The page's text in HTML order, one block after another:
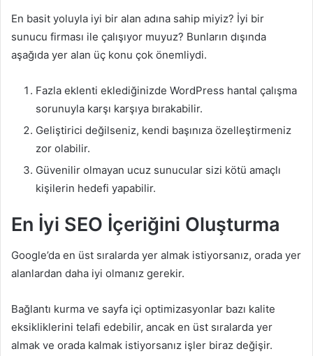
En basit yoluyla iyi bir alan adına sahip miyiz? İyi bir
sunucu firması ile çalışıyor muyuz? Bunların dışında
aşağıda yer alan üç konu çok önemliydi.
Fazla eklenti eklediğinizde WordPress hantal çalışma
sorunuyla karşı karşıya bırakabilir.
Geliştirici değilseniz, kendi başınıza özelleştirmeniz
zor olabilir.
Güvenilir olmayan ucuz sunucular sizi kötü amaçlı
kişilerin hedefi yapabilir.
En İyi SEO İçeriğini Oluşturma
Google’da en üst sıralarda yer almak istiyorsanız, orada yer
alanlardan daha iyi olmanız gerekir.
Bağlantı kurma ve sayfa içi optimizasyonlar bazı kalite
eksikliklerini telafi edebilir, ancak en üst sıralarda yer
almak ve orada kalmak istiyorsanız işler biraz değişir.